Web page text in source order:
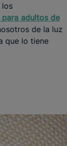
los
adultos de
de la luz
que lo tiene